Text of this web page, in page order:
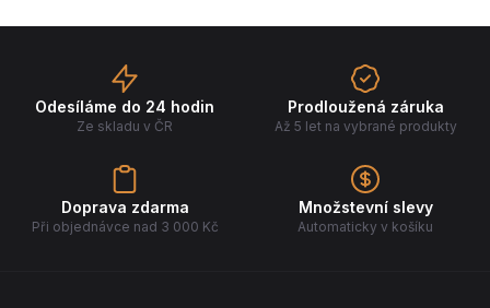
Odesíláme do 24 hodin
Ze skladu v ČR
Prodloužená záruka
Až 5 let na vybrané produkty
Doprava zdarma
Při objednávce nad 3 000 Kč
Množstevní slevy
Automaticky v košíku